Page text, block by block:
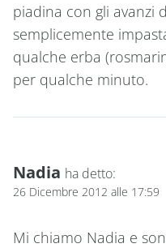
piadina con gli avanzi
semplicemente
qualche erba
per qualche minuto.
Nadia ha detto:
26 Dicembre 2012 alle 17:59
Mi chiamo Nadia e